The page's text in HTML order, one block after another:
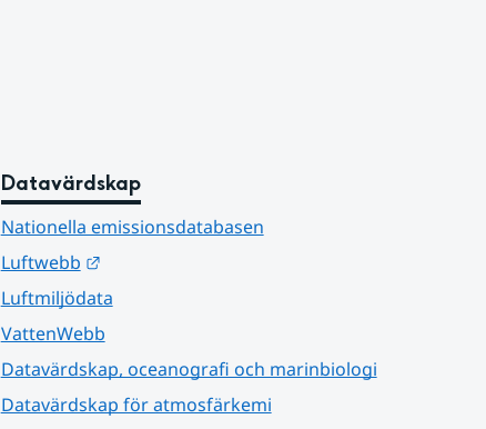
Datavärdskap
Nationella emissionsdatabasen
Luftwebb
Länk till annan webbplats.
Luftmiljödata
VattenWebb
Datavärdskap, oceanografi och marinbiologi
Datavärdskap för atmosfärkemi